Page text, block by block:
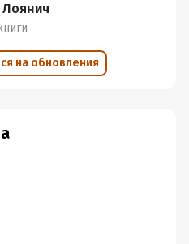
Лоянич
на обновления